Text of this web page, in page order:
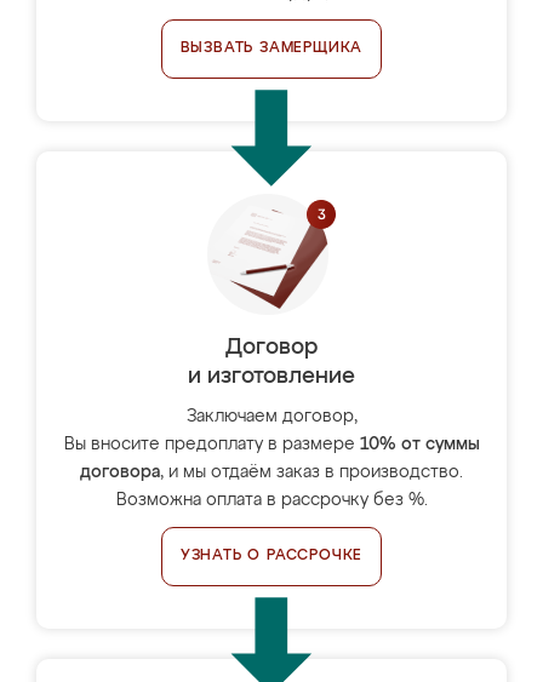
ВЫЗВАТЬ ЗАМЕРЩИКА
Договор
и изготовление
Заключаем договор,
Вы вносите предоплату в размере 10% от суммы
договора, и мы отдаём заказ в производство.
Возможна оплата в рассрочку без %.
УЗНАТЬ О РАССРОЧКЕ